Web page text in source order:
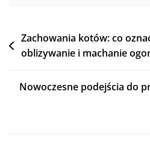
Nawigacja
wpisu
Zachowania kotów: co
oblizywanie i machanie
Nowoczesne podejścia do